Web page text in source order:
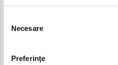
consimțământului
Necesare
Preferinţe